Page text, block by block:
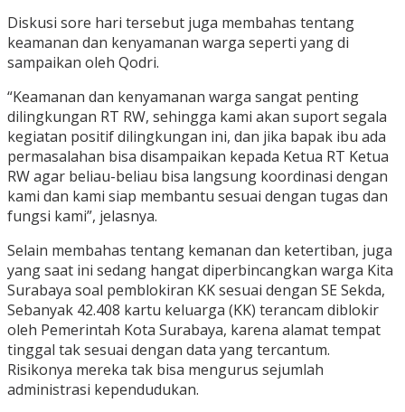
Diskusi sore hari tersebut juga membahas tentang
keamanan dan kenyamanan warga seperti yang di
sampaikan oleh Qodri.
“Keamanan dan kenyamanan warga sangat penting
dilingkungan RT RW, sehingga kami akan suport segala
kegiatan positif dilingkungan ini, dan jika bapak ibu ada
permasalahan bisa disampaikan kepada Ketua RT Ketua
RW agar beliau-beliau bisa langsung koordinasi dengan
kami dan kami siap membantu sesuai dengan tugas dan
fungsi kami”, jelasnya.
Selain membahas tentang kemanan dan ketertiban, juga
yang saat ini sedang hangat diperbincangkan warga Kita
Surabaya soal pemblokiran KK sesuai dengan SE Sekda,
Sebanyak 42.408 kartu keluarga (KK) terancam diblokir
oleh Pemerintah Kota Surabaya, karena alamat tempat
tinggal tak sesuai dengan data yang tercantum.
Risikonya mereka tak bisa mengurus sejumlah
administrasi kependudukan.